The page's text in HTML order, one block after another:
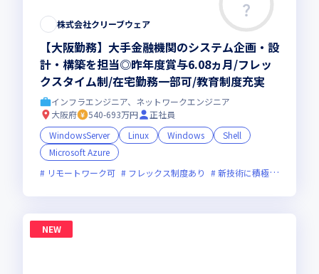
株式会社クリーブウェア
【大阪勤務】大手金融機関のシステム企画・設
計・構築を担当◎昨年度賞与6.08ヵ月/フレッ
クスタイム制/在宅勤務一部可/教育制度充実
インフラエンジニア、ネットワークエンジニア
大阪府
540-693万円
正社員
WindowsServer
Linux Windows
Shell
Microsoft Azure
リモートワーク可
フレックス制度あり 新技術に積極的
NEW